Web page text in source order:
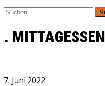
Suchen
nach:
. MITTAGESSEN
7. Juni 2022